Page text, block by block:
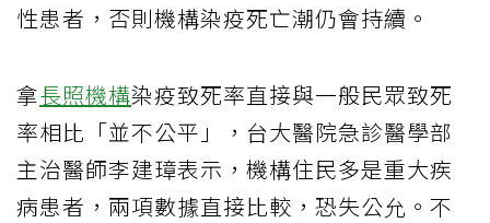
性患者，否則機構染疫死亡潮仍會持續。
拿長照機構染疫致死率直接與一般民眾致死
率相比「並不公平」，台大醫院急診醫學部
主治醫師李建璋表示，機構住民多是重大疾
病患者，兩項數據直接比較，恐失公允。不